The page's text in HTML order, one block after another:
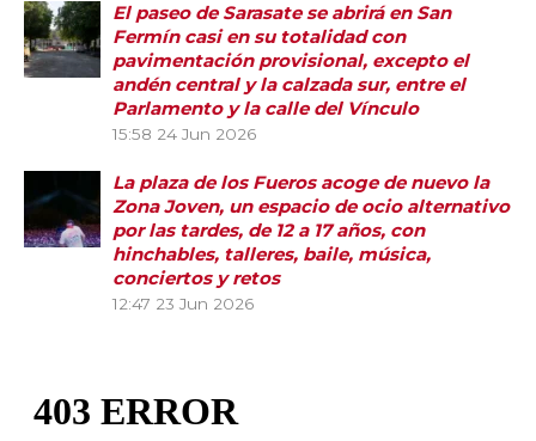
El paseo de Sarasate se abrirá en San
Fermín casi en su totalidad con
pavimentación provisional, excepto el
andén central y la calzada sur, entre el
Parlamento y la calle del Vínculo
15:58 24 Jun 2026
La plaza de los Fueros acoge de nuevo la
Zona Joven, un espacio de ocio alternativo
por las tardes, de 12 a 17 años, con
hinchables, talleres, baile, música,
conciertos y retos
12:47 23 Jun 2026